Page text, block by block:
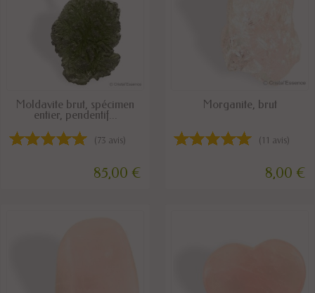
DISPONIBLE
Moldavite brut, spécimen
entier, pendentif...
(73 avis)
85,00 €
DISPONIBLE
Morganite, brut
(11 avis)
8,00 €